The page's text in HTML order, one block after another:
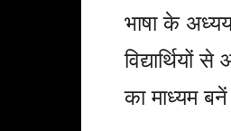
भाषा के
का माध्यम बनें